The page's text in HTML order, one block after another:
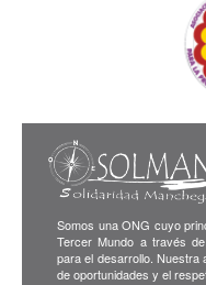
Somos una ONG cuyo
Tercer Mundo a través
para el desarrollo. Nuestra
de oportunidades y el